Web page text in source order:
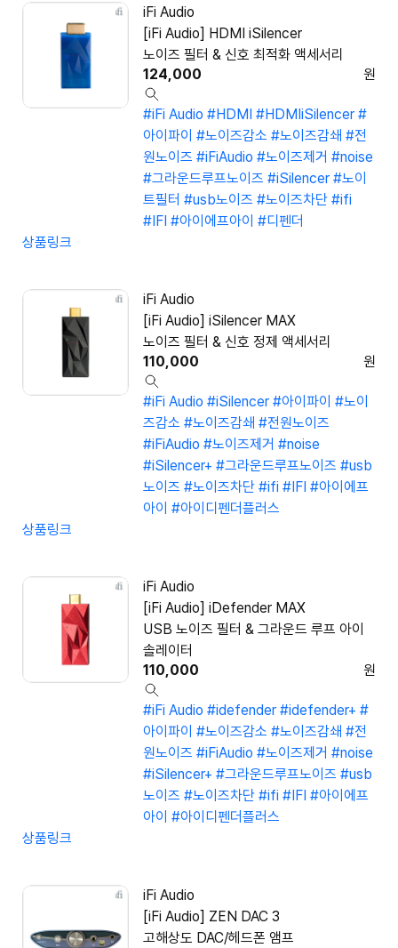
iFi Audio
[iFi Audio] HDMI iSilencer
노이즈 필터 & 신호 최적화 액세서리
124,000
원
#iFi Audio #HDMI #HDMIiSilencer #
아이파이 #노이즈감소 #노이즈감쇄 #전
원노이즈 #iFiAudio #노이즈제거 #noise
#그라운드루프노이즈 #iSilencer #노이
트필터 #usb노이즈 #노이즈차단 #ifi
#IFI #아이에프아이 #디펜더
상품링크
iFi Audio
[iFi Audio] iSilencer MAX
노이즈 필터 & 신호 정제 액세서리
110,000
원
#iFi Audio #iSilencer #아이파이 #노이
즈감소 #노이즈감쇄 #전원노이즈
#iFiAudio #노이즈제거 #noise
#iSilencer+ #그라운드루프노이즈 #usb
노이즈 #노이즈차단 #ifi #IFI #아이에프
아이 #아이디펜더플러스
상품링크
iFi Audio
[iFi Audio] iDefender MAX
USB 노이즈 필터 & 그라운드 루프 아이
솔레이터
110,000
원
#iFi Audio #idefender #idefender+ #
아이파이 #노이즈감소 #노이즈감쇄 #전
원노이즈 #iFiAudio #노이즈제거 #noise
#iSilencer+ #그라운드루프노이즈 #usb
노이즈 #노이즈차단 #ifi #IFI #아이에프
아이 #아이디펜더플러스
상품링크
iFi Audio
[iFi Audio] ZEN DAC 3
고해상도 DAC/헤드폰 앰프